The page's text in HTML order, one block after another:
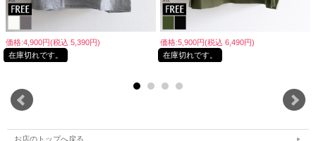
価格:4,900円(税込 5,390円)
在庫切れです。
価格:5,900円(税込 6,490円)
在庫切れです。
お店のトップへ戻る